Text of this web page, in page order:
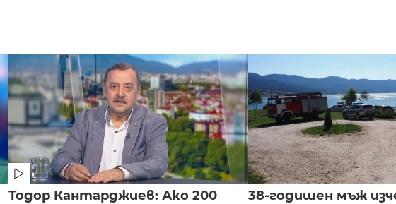
Тодор Кантарджиев: Ако 200
38-годишен мъж